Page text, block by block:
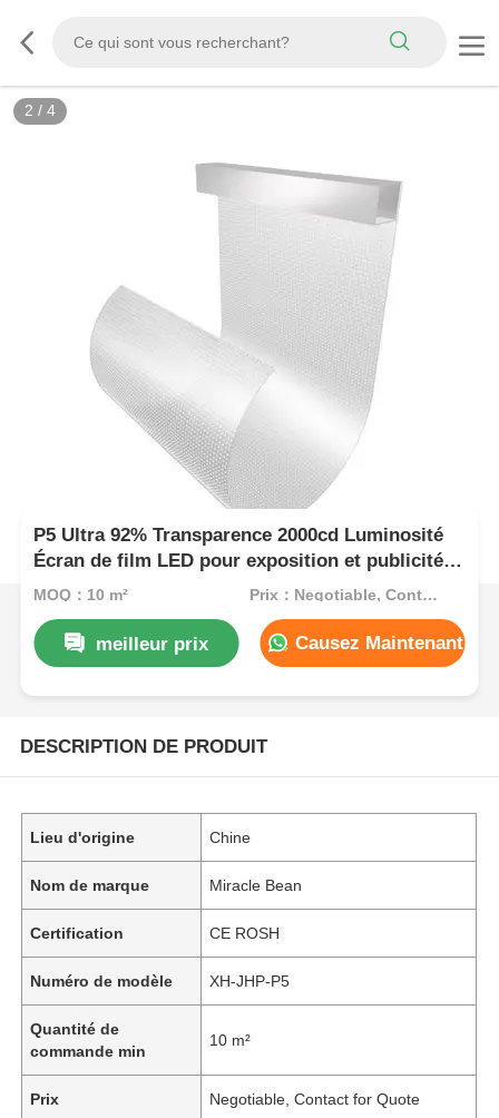
2 / 4
P5 Ultra 92% Transparence 2000cd Luminosité
Écran de film LED pour exposition et publicité
en magasin
MOQ：10 m² Prix：Negotiable, Contact for Quote
meilleur prix Causez Maintenant
DESCRIPTION DE PRODUIT
Lieu d'origine Chine
Nom de marque Miracle Bean
Certification CE ROSH
Numéro de modèle XH-JHP-P5
Quantité de
commande min
10 m²
Prix Negotiable, Contact for Quote